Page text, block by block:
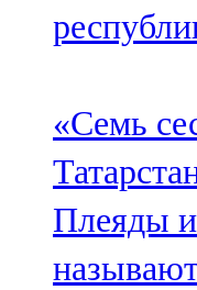
«Семь
Плеяды